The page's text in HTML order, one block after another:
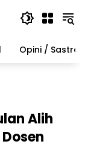
Opini / Sastra
Alih